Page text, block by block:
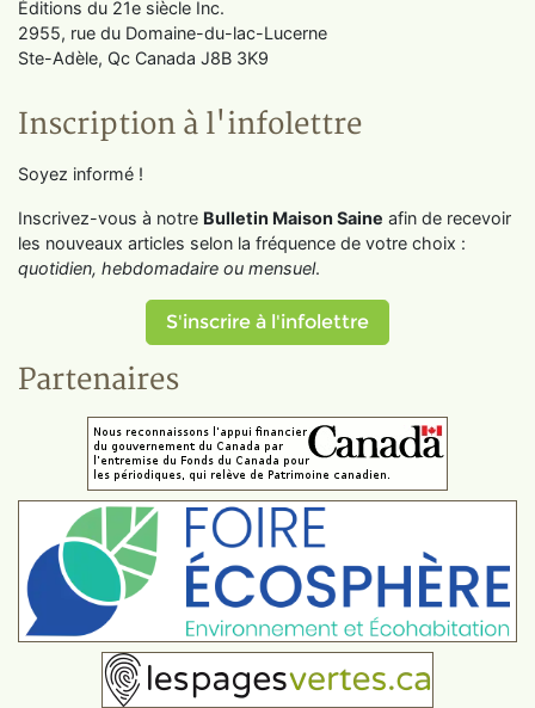
Éditions du 21e siècle Inc.
2955, rue du Domaine-du-lac-Lucerne
Ste-Adèle, Qc Canada J8B 3K9
Inscription à l'infolettre
Soyez informé !
Inscrivez-vous à notre Bulletin Maison Saine afin de recevoir
les nouveaux articles selon la fréquence de votre choix :
quotidien, hebdomadaire ou mensuel.
S'inscrire à l'infolettre
Partenaires